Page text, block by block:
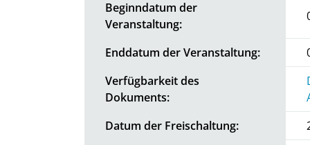
Beginndatum der
Veranstaltung:
Enddatum der Veranstaltung:
Verfügbarkeit des
Dokuments:
Datum der Freischaltung: